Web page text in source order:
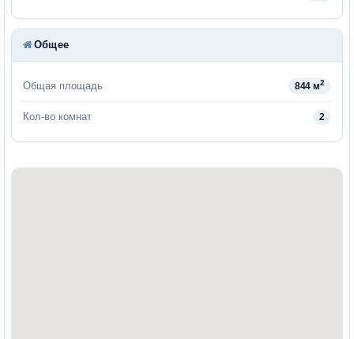
Общее
Общая площадь 844 м2
Кол-во комнат 2